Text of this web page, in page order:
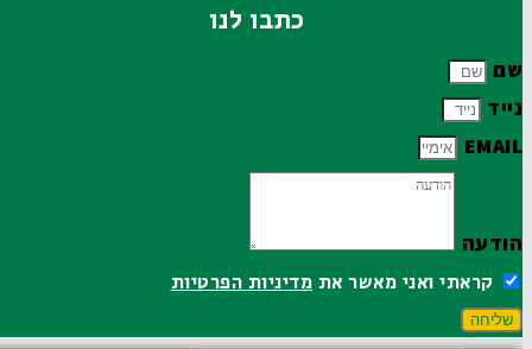
כתבו לנו
שם
נייד
EMAIL
הודעה
קראתי ואני מאשר אתמדיניות הפרטיות
שליחה